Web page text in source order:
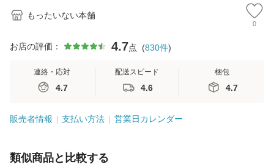
もったいない本舗
0
お店の評価： 4.7点 (830件)
連絡・応対
4.7
配送スピード
4.6
梱包
4.7
販売者情報 支払い方法 営業日カレンダー
類似商品と比較する